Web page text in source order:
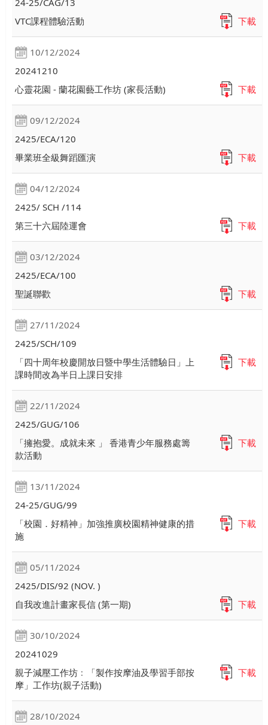
24-25/CAG/13
VTC課程體驗活動
下載
10/12/2024
20241210
心靈花園 - 蘭花園藝工作坊 (家長活動)
下載
09/12/2024
2425/ECA/120
畢業班全級舞蹈匯演
下載
04/12/2024
2425/ SCH /114
第三十六屆陸運會
下載
03/12/2024
2425/ECA/100
聖誕聯歡
下載
27/11/2024
2425/SCH/109
「四十周年校慶開放日暨中學生活體驗日」上
課時間改為半日上課日安排
下載
22/11/2024
2425/GUG/106
「擁抱愛。成就未來 」 香港青少年服務處籌
款活動
下載
13/11/2024
24-25/GUG/99
「校園．好精神」加強推廣校園精神健康的措
施
下載
05/11/2024
2425/DIS/92 (NOV. )
自我改進計畫家長信 (第一期)
下載
30/10/2024
20241029
親子減壓工作坊﹕「製作按摩油及學習手部按
摩」工作坊(親子活動)
下載
28/10/2024